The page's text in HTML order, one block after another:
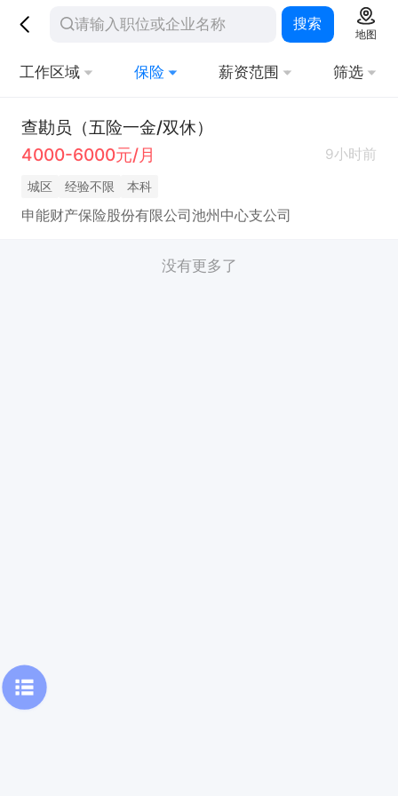
搜索
地图
工作区域 保险 薪资范围 筛选
查勘员（五险一金/双休）
4000-6000元/月
9小时前
城区 经验不限 本科
申能财产保险股份有限公司池州中心支公司
没有更多了